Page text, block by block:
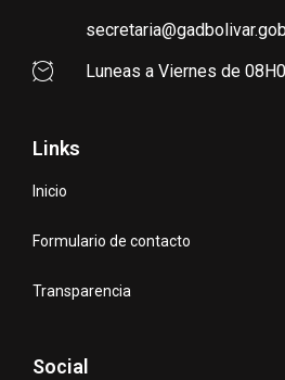
Luneas a Viernes de
Links
Inicio
Formulario de contacto
Transparencia
Social